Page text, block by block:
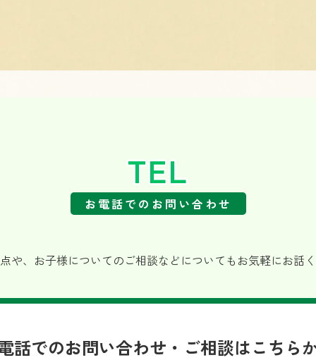
TEL
お電話でのお問い合わせ
や、お子様についてのご相談などについてもお気軽にお話
話でのお問い合わせ・ご相談はこちら